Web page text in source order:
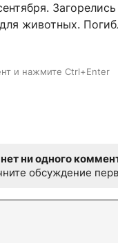
животных.
и нажмите Ctrl+Enter
ни одного
обсуждение